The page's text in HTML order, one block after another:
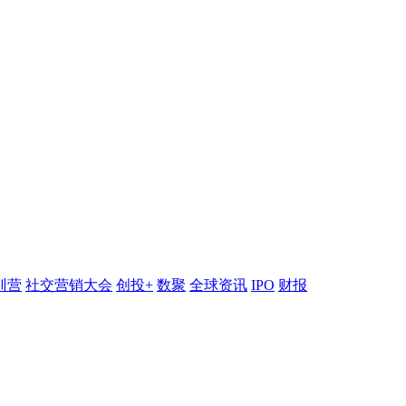
营 社交营销大会 创投+ 数聚 全球资讯 IPO 财报